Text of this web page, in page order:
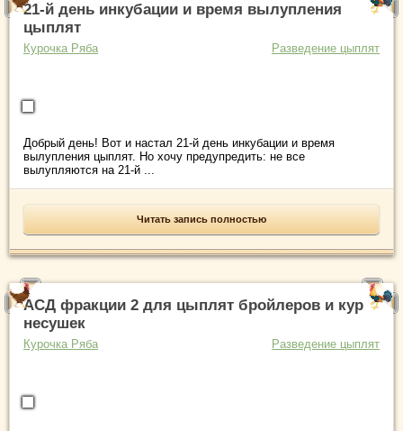
21-й день инкубации и время вылупления
цыплят
Курочка Ряба Разведение цыплят
Добрый день! Вот и настал 21-й день инкубации и время
вылупления цыплят. Но хочу предупредить: не все
вылупляются на 21-й ...
Читать запись полностью
АСД фракции 2 для цыплят бройлеров и кур
несушек
Курочка Ряба Разведение цыплят